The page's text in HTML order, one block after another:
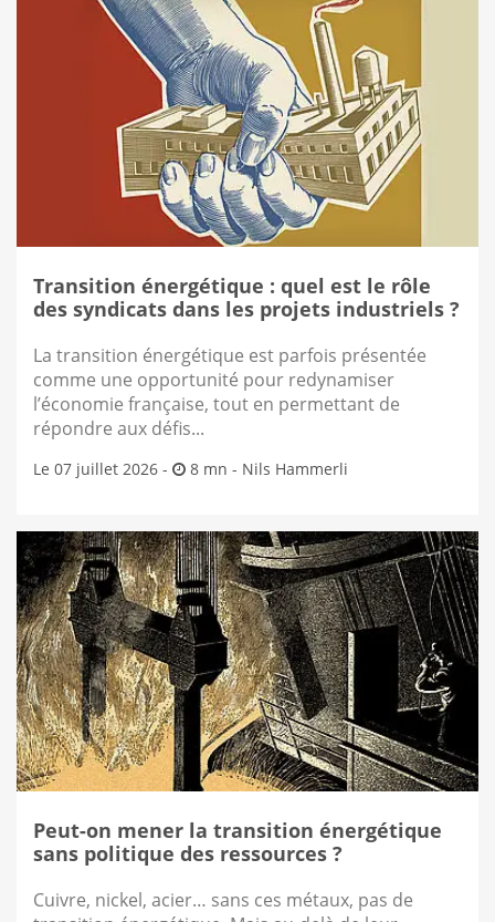
Transition énergétique : quel est le rôle
des syndicats dans les projets industriels ?
La transition énergétique est parfois présentée
comme une opportunité pour redynamiser
l’économie française, tout en permettant de
répondre aux défis...
Le 07 juillet 2026 - 8 mn - Nils Hammerli
Peut-on mener la transition énergétique
sans politique des ressources ?
Cuivre, nickel, acier… sans ces métaux, pas de